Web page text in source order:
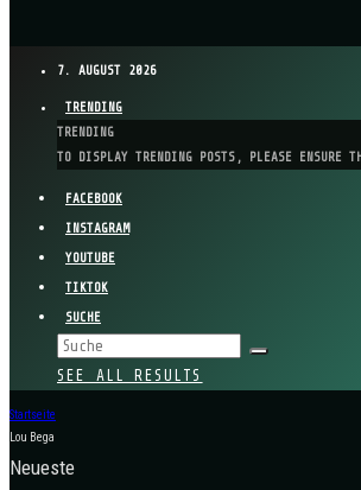
7. AUGUST 2026
TRENDING
TRENDING
TO DISPLAY TRENDING POSTS, PLEASE ENSURE
FACEBOOK
INSTAGRAM
YOUTUBE
TIKTOK
SUCHE
SEE ALL RESULTS
Startseite
Lou Bega
Neueste